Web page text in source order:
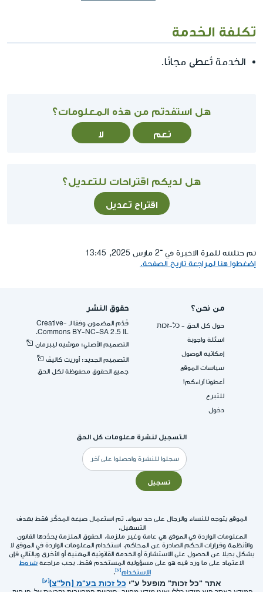
تكلفة الخدمة
الخدمة تُعطى مجانًا.
هل استفدتم من هذه المعلومات؟
نعم لا
هل لديكم اقتراحات للتعديل؟
اقتراح تعديل
تم حتلنته للمرة الاخيرة في ־2 مارس 2025, 13:45
إضغطوا هنا لمراجعة تاريخ الصفحة.
من نحن؟
حول كل الحق - כל-זכות
اسئلة واجوبة
إمكانية الوصول
سياسات الموقع
أعطونا آراءكم!
للتبرع
دخول
حقوق النشر
قُدِّم المضمون وفقا لـ -Creative
Commons BY-NC-SA 2.5 IL.
التصميم الأصلي: موشيه ليبرمان
التصميم الجديد: أوريت كاليڤ
جميع الحقوق محفوظة لكل الحق
التسجيل لنشرة معلومات كل الحق
البريد
الإلكتروني
تسجيل
الموقع يتوجه للنساء والرجال على حد سواء. تم استعمال صيغة المذكّر فقط بهدف
التسهيل.
المعلومات الواردة في الموقع هي عامة وغير ملزمة. الحقوق الملزمة يحدّدها القانون
والأنظمة وقرارات الحكم الصادرة عن المحاكم. استخدام المعلومات الواردة في الموقع لا
يشكل بديلا عن الحصول على الاستشارة أو الخدمة القانونية المهنية أو الأخرى وبالتالي فإن
الاعتماد على ما ورد فيه هو على مسؤولية المستخدم فقط. يجب مراجعة شروط
الاستخدام
.
אתר "כל זכות" מופעל ע"י כל זכות בע"מ (חל"צ)